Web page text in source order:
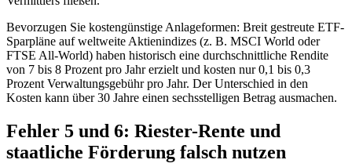
Bevorzugen Sie kostengünstige Anlageformen: Breit gestreute ETF-
Sparpläne auf weltweite Aktienindizes (z. B. MSCI World oder
FTSE All-World) haben historisch eine durchschnittliche Rendite
von 7 bis 8 Prozent pro Jahr erzielt und kosten nur 0,1 bis 0,3
Prozent Verwaltungsgebühr pro Jahr. Der Unterschied in den
Kosten kann über 30 Jahre einen sechsstelligen Betrag ausmachen.
Fehler 5 und 6: Riester-Rente und
staatliche Förderung falsch nutzen